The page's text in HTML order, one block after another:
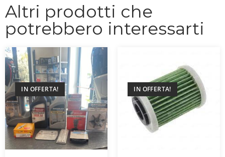
Altri prodotti che
potrebbero interessarti
IN OFFERTA! IN OFFERTA!